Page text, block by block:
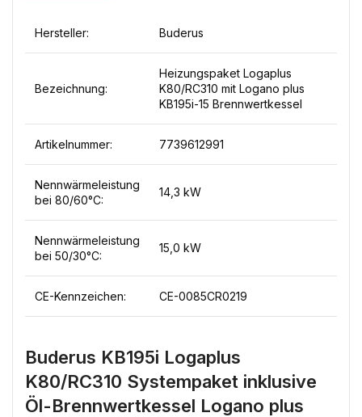
Hersteller: Buderus
Bezeichnung:
Heizungspaket Logaplus
K80/RC310 mit Logano plus
KB195i-15 Brennwertkessel
Artikelnummer: 7739612991
Nennwärmeleistung
bei 80/60°C:
14,3 kW
Nennwärmeleistung
bei 50/30°C:
15,0 kW
CE-Kennzeichen: CE-0085CR0219
Buderus KB195i Logaplus
K80/RC310 Systempaket inklusive
Öl-Brennwertkessel Logano plus